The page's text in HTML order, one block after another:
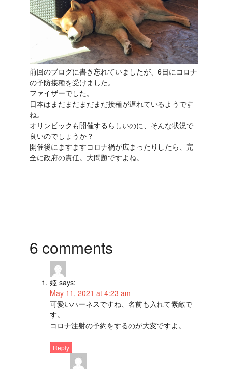
前回のブログに書き忘れていましたが、6日にコロナ
の予防接種を受けました。
ファイザーでした。
日本はまだまだまだまだ接種が遅れているようです
ね。
オリンピックも開催するらしいのに、そんな状況で
良いのでしょうか？
開催後にますますコロナ禍が広まったりしたら、完
全に政府の責任。大問題ですよね。
6 comments
姫 says:
May 11, 2021 at 4:23 am
可愛いハーネスですね、名前も入れて素敵で
す。
コロナ注射の予約をするのが大変ですよ。
Reply